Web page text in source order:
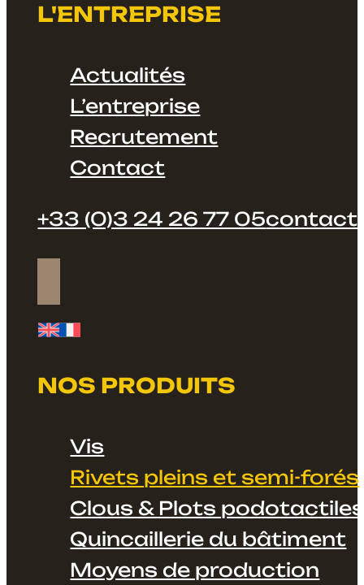
L'ENTREPRISE
Actualités
L’entreprise
Recrutement
Contact
+33 (0)3 24 26 77 05
NOS PRODUITS
Vis
Rivets pleins et semi-forés
Clous & Plots
Quincaillerie du bâtiment
Moyens de production